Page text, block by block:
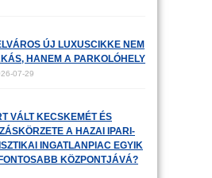
ÚJ LUXUSCIKKE NEM
HANEM A PARKOLÓHELY
07-29
VÁLT KECSKEMÉT ÉS
A HAZAI IPARI-
INGATLANPIAC EGYIK
KÖZPONTJÁVÁ?